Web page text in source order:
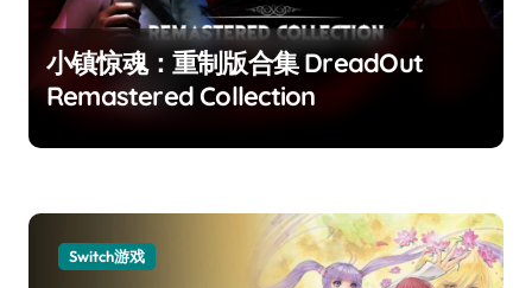
小镇惊魂：重制版合集 DreadOut
Remastered Collection
Switch游戏